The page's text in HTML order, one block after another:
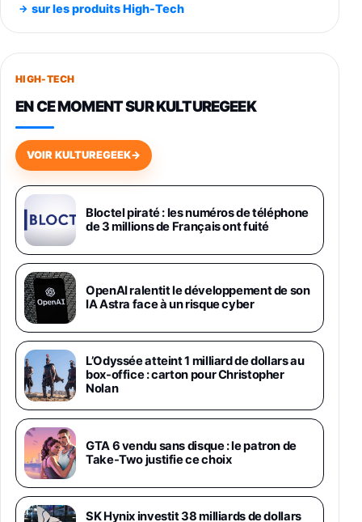
891,99€1199€Fnac (Vendeur Tiers)
Smartphone SAMSUNG Galaxy S26+ Violet
749,99€
648,63€834,71€
Samsung Galaxy Miracle Ultra, Smartphone
Android 5G avec Galaxy AI, 512 Go,
Chargeur Secteur Rapide 25W Inclus,
Smartphone déverrouillé, Noir, Version FR
1019€
Galaxy S26 Ultra 512 Go Bleu
1019€1399€Fnac (Vendeur Tiers)
Galaxy S26 Ultra 256 Go Violet
892€1199€Fnac (Vendeur Tiers)
Philips SHK2000BL - Casque Enfant - Bleu &
Répartiteur Audio 5 Casques, Blanc
24,94€ 29,96€Fnac (Vendeur Tiers)
Asus RT-AC59U Routeur sans Fil Double
Bande Gigabit (Serveur et Client VPN, Triple
Vlan, Mode Point d'accès et Bridge, contrôle
sur les produits High-Tech
HIGH-TECH
EN CE MOMENT SUR KULTUREGEEK
VOIR KULTUREGEEK→
Bloctel piraté : les numéros de téléphone
de 3 millions de Français ont fuité
OpenAI ralentit le développement de son
IA Astra face à un risque cyber
L’Odyssée atteint 1 milliard de dollars au
box-office : carton pour Christopher
Nolan
GTA 6 vendu sans disque : le patron de
Take-Two justifie ce choix
SK Hynix investit 38 milliards de dollars